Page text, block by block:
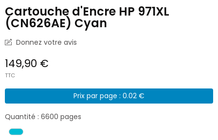
Cartouche d'Encre HP 971XL
(CN626AE) Cyan
Donnez votre avis
149,90 €
TTC
Prix par page : 0.02 €
Quantité : 6600 pages